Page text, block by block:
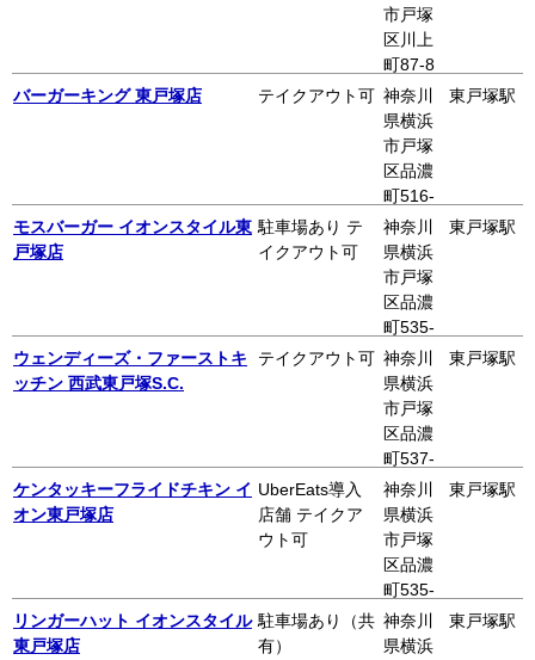
市戸塚
区川上
町87-8
東戸塚
西口プ
ラザ
バーガーキング 東戸塚店 テイクアウト可 神奈川
県横浜
市戸塚
区品濃
町516-
3
東戸塚駅
モスバーガー イオンスタイル東
戸塚店
駐車場あり テ
イクアウト可
神奈川
県横浜
市戸塚
区品濃
町535-
1
東戸塚駅
ウェンディーズ・ファーストキ
ッチン 西武東戸塚S.C.
テイクアウト可 神奈川
県横浜
市戸塚
区品濃
町537-
1 西武
オーロ
ラモー
ル棟7F
東戸塚駅
ケンタッキーフライドチキン イ
オン東戸塚店
UberEats導入
店舗 テイクア
ウト可
神奈川
県横浜
市戸塚
区品濃
町535-
1
東戸塚駅
リンガーハット イオンスタイル
東戸塚店
駐車場あり（共
有）
神奈川
県横浜
東戸塚駅